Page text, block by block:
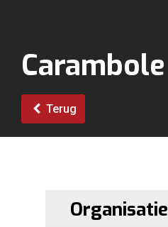
Carambole
Terug
Organisatie